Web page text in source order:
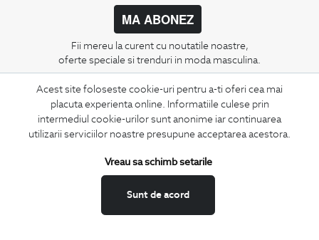
Acest site foloseste cookie-uri pentru a-ti oferi cea mai
placuta experienta online. Informatiile culese prin
intermediul cookie-urilor sunt anonime iar continuarea
utilizarii serviciilor noastre presupune acceptarea acestora.
Sunt de acord
Vreau sa schimb setarile
MA ABONEZ
Fii mereu la curent cu noutatile noastre,
oferte speciale si trenduri in moda masculina.
CONCIERGE
Termeni si conditii
Schimburi si retur
ANPC